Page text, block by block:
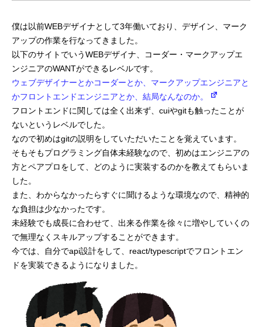
僕は以前WEBデザイナとして3年働いており、デザイン、マーク
アップの作業を行なってきました。
以下のサイトでいうWEBデザイナ、コーダー・マークアップエ
ンジニアのWANTができるレベルです。
ウェブデザイナーとかコーダーとか、マークアップエンジニアと
かフロントエンドエンジニアとか、結局なんなのか。
フロントエンドに関しては全く出来ず、cuiやgitも触ったことが
ないというレベルでした。
なので初めはgitの説明をしていただいたことを覚えています。
そもそもプログラミング自体未経験なので、初めはエンジニアの
方とペアプロをして、どのように実装するのかを教えてもらいま
した。
また、わからなかったらすぐに聞けるような環境なので、精神的
な負担は少なかったです。
未経験でも成長に合わせて、出来る作業を徐々に増やしていくの
で無理なくスキルアップすることができます。
今では、自分でapi設計をして、react/typescriptでフロントエン
ドを実装できるようになりました。